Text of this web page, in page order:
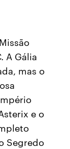
A Gália
mas o
e o
Segredo